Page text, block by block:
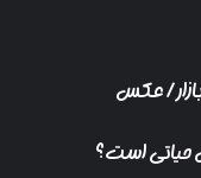
عکس
حیاتی است؟